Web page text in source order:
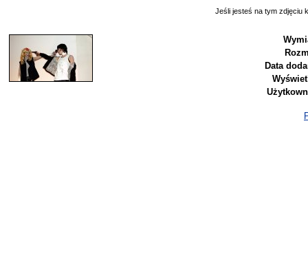
Jeśli jesteś na tym zdjęciu
Data